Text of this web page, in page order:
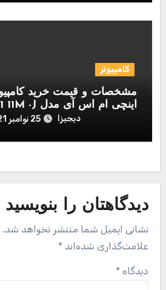
کامپیوتر
اینچی ام اس آی مدل AM271 11M -J
دیجیزا 25 نوامبر 2021
دیدگاهتان را بنویسید
نشانی ایمیل شما منتشر نخواهد شد.
علامت‌گذاری شده‌اند *
دیدگاه *